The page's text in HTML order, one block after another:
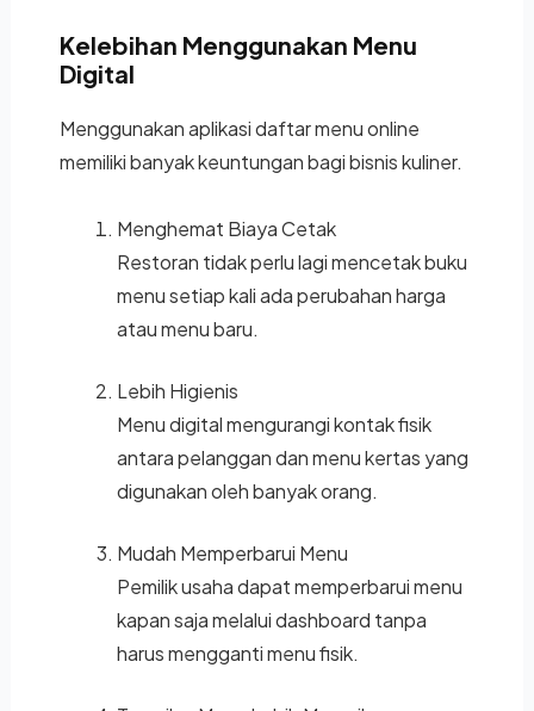
Kelebihan Menggunakan Menu
Digital
Menggunakan aplikasi daftar menu online
memiliki banyak keuntungan bagi bisnis kuliner.
Menghemat Biaya Cetak
Restoran tidak perlu lagi mencetak buku
menu setiap kali ada perubahan harga
atau menu baru.
Lebih Higienis
Menu digital mengurangi kontak fisik
antara pelanggan dan menu kertas yang
digunakan oleh banyak orang.
Mudah Memperbarui Menu
Pemilik usaha dapat memperbarui menu
kapan saja melalui dashboard tanpa
harus mengganti menu fisik.